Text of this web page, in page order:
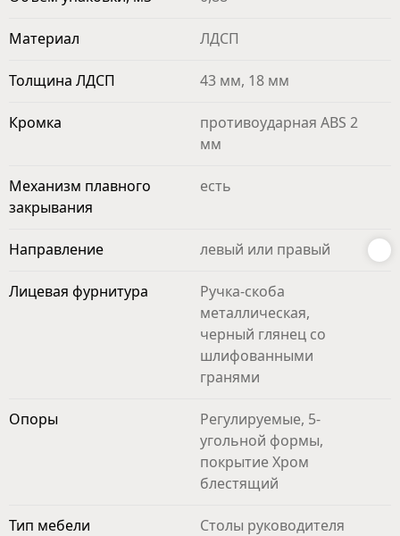
Материал ЛДСП
Толщина ЛДСП 43 мм, 18 мм
Кромка
противоударная ABS 2
мм
Механизм плавного
закрывания
есть
Направление левый или правый
Лицевая фурнитура
Ручка-скоба
металлическая,
черный глянец со
шлифованными
гранями
Опоры
Регулируемые, 5-
угольной формы,
покрытие Хром
блестящий
Тип мебели
Столы руководителя